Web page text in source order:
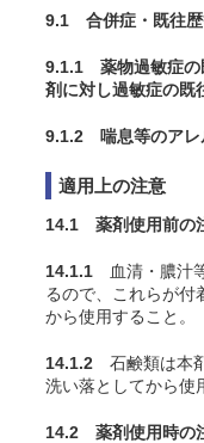
9.1 合併症・既往歴
9.1.1 薬物過敏症の
剤に対し過敏症の既
9.1.2 喘息等のアレ
適用上の注意
14.1 薬剤使用前の
14.1.1 血清・膿汁
るので、これらが付
から使用すること。
14.1.2 石鹸類は本
洗い落としてから使
14.2 薬剤使用時の